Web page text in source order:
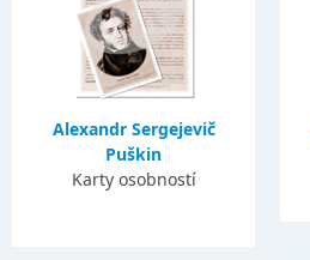
Alexandr Sergejevič
Puškin
Karty osobností